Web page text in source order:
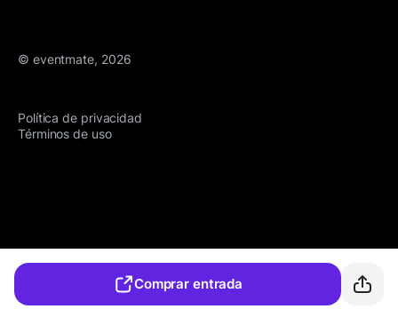
© eventmate, 2026
Política de privacidad
Términos de uso
Comprar entrada